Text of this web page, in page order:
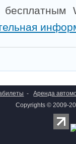
-
Аренда
Copyrights © 2009-